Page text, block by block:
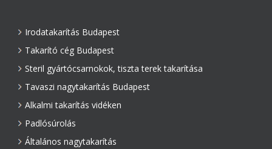
Irodatakarítás Budapest
Takarító cég Budapest
Steril gyártócsarnokok, tiszta terek takarítása
Tavaszi nagytakarítás Budapest
Alkalmi takarítás vidéken
Padlósúrolás
Általános nagytakarítás